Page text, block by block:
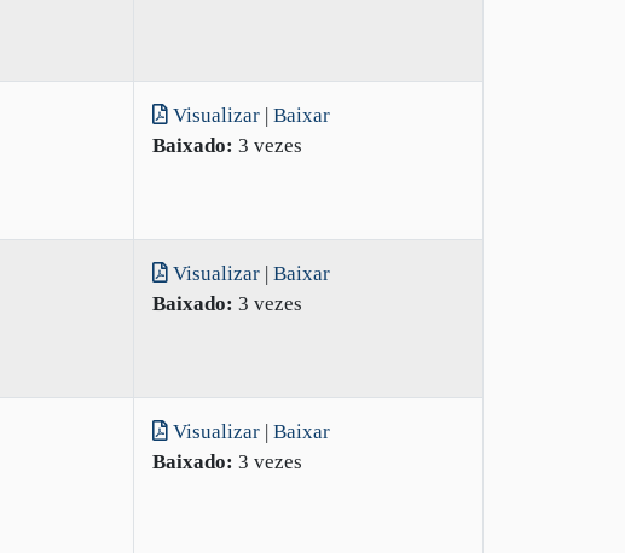
Visualizar | Baixar
Baixado: 3 vezes
Visualizar | Baixar
Baixado: 3 vezes
Visualizar | Baixar
Baixado: 3 vezes